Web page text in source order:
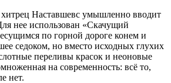
Наставшевс умышленно вводит
нее использован «Скачущий
по горной дороге конем и
седоком, но вместо исходных глухих
переливы красок и неоновые
на современность: всё то,
нет.